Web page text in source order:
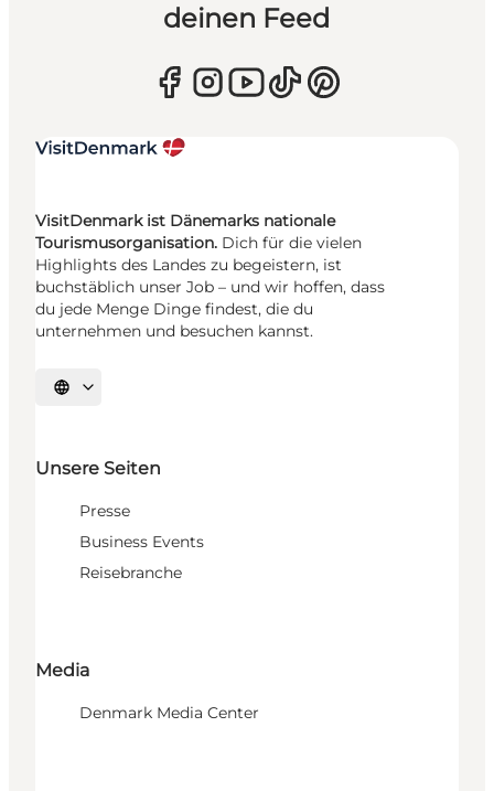
deinen Feed
VisitDenmark ist Dänemarks nationale
Tourismusorganisation. Dich für die vielen
Highlights des Landes zu begeistern, ist
buchstäblich unser Job – und wir hoffen, dass
du jede Menge Dinge findest, die du
unternehmen und besuchen kannst.
Sprache auswählen
Unsere Seiten
Presse
Business Events
Reisebranche
Media
Denmark Media Center